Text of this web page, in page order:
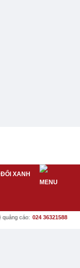
XANH
quảng cáo: 024 36321588